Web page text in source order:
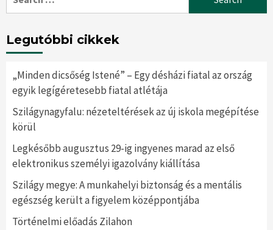
for:
Legutóbbi cikkek
„Minden dicsőség Istené” – Egy désházi fiatal az ország
egyik legígéretesebb fiatal atlétája
Szilágynagyfalu: nézeteltérések az új iskola megépítése
körül
Legkésőbb augusztus 29-ig ingyenes marad az első
elektronikus személyi igazolvány kiállítása
Szilágy megye: A munkahelyi biztonság és a mentális
egészség került a figyelem középpontjába
Történelmi előadás Zilahon